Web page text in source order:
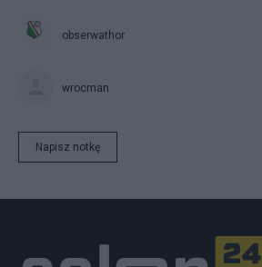
obserwathor
wrocman
Napisz notkę